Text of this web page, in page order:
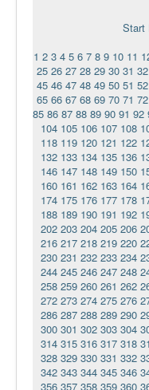
Start
1 2 3 4 5 6 7 8 9 10 11
25 26 27 28 29 30 31 32
45 46 47 48 49 50 51 52
65 66 67 68 69 70 71 72
85 86 87 88 89 90 91 92
104 105 106 107 108
118 119 120 121 122
132 133 134 135 136
146 147 148 149 150
160 161 162 163 164
174 175 176 177 178
188 189 190 191 192
202 203 204 205 206
216 217 218 219 220
230 231 232 233 234
244 245 246 247 248
258 259 260 261 262
272 273 274 275 276
286 287 288 289 290
300 301 302 303 304
314 315 316 317 318
328 329 330 331 332
342 343 344 345 346
356 357 358 359 360